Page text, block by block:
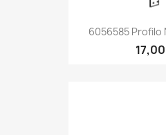
6056585 Profilo